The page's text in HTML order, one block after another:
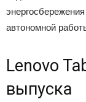
автономной
Lenovo
выпуска